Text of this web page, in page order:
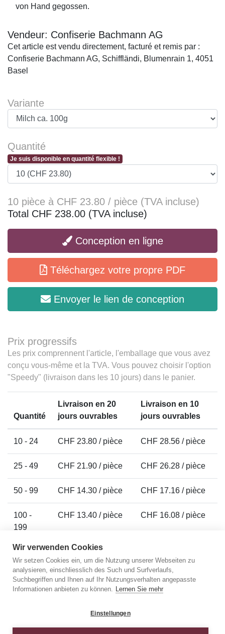
von Hand gegossen.
Vendeur: Confiserie Bachmann AG
Cet article est vendu directement, facturé et remis par :
Confiserie Bachmann AG, Schiffländi, Blumenrain 1, 4051
Basel
Variante
Quantité
Je suis disponible en quantité flexible !
10 pièce à CHF 23.80 / pièce (TVA incluse)
Total CHF 238.00 (TVA incluse)
Conception en ligne
Téléchargez votre propre PDF
Envoyer le lien de conception
Prix progressifs
Les prix comprennent l'article, l'emballage que vous avez
conçu vous-même et la TVA. Vous pouvez choisir l'option
"Speedy" (livraison dans les 10 jours) dans le panier.
Quantité
Livraison en 20
jours ouvrables
Livraison en 10
jours ouvrables
10 - 24 CHF 23.80 / pièce CHF 28.56 / pièce
25 - 49 CHF 21.90 / pièce CHF 26.28 / pièce
50 - 99 CHF 14.30 / pièce CHF 17.16 / pièce
100 -
199
CHF 13.40 / pièce CHF 16.08 / pièce
200 -
299
CHF 12.70 / pièce
300 -
CHF 12.60 / pièce CHF 15.12 / pièce
Wir verwenden Cookies
Wir setzen Cookies ein, um die Nutzung unserer Webseiten zu
analysieren, einschliesslich des Such und Surfverlaufs,
Suchbegriffen und Ihnen auf Ihr Nutzungsverhalten angepasste
Informationen anbieten zu können. Lernen Sie mehr
Einstellungen